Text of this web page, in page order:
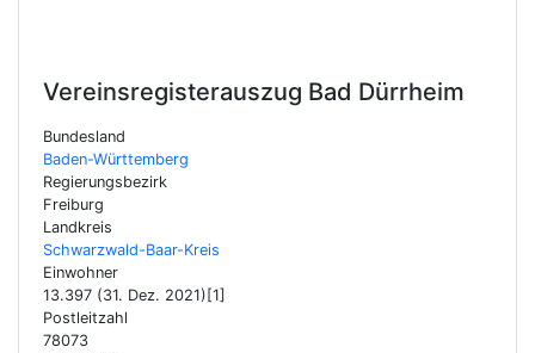
Vereinsregisterauszug Bad Dürrheim
Bundesland
Baden-Württemberg
Regierungsbezirk
Freiburg
Landkreis
Schwarzwald-Baar-Kreis
Einwohner
13.397 (31. Dez. 2021)[1]
Postleitzahl
78073